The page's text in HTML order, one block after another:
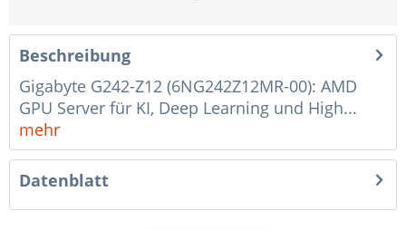
Beschreibung
Gigabyte G242-Z12 (6NG242Z12MR-00): AMD
GPU Server für KI, Deep Learning und High...
mehr
Datenblatt